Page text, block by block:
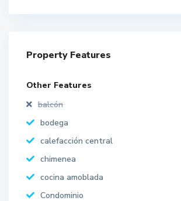
Property Features
Other Features
balcón
bodega
calefacción central
chimenea
cocina amoblada
Condominio